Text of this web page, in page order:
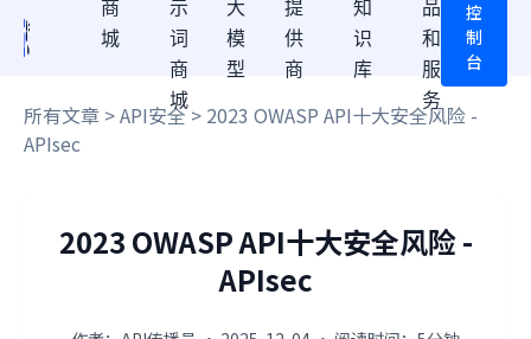
商
城
示
词
商
城
大
模
型
提
供
商
知
识
库
品
和
服
务
控
制
台
所有文章 >API安全> 2023 OWASP API十大安全风险 -
APIsec
2023 OWASP API十大安全风险 -
APIsec